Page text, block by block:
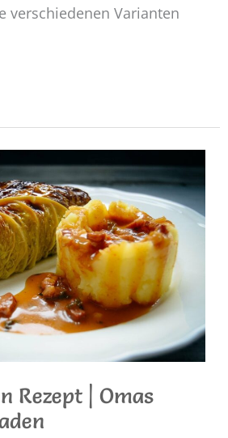
verschiedenen Varianten
Rezept | Omas